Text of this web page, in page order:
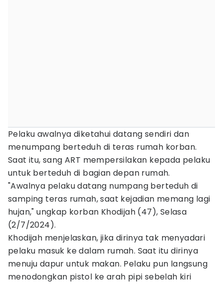
Pelaku awalnya diketahui datang sendiri dan
menumpang berteduh di teras rumah korban.
Saat itu, sang ART mempersilakan kepada pelaku
untuk berteduh di bagian depan rumah.
"Awalnya pelaku datang numpang berteduh di
samping teras rumah, saat kejadian memang lagi
hujan," ungkap korban Khodijah (47), Selasa
(2/7/2024).
Khodijah menjelaskan, jika dirinya tak menyadari
pelaku masuk ke dalam rumah. Saat itu dirinya
menuju dapur untuk makan. Pelaku pun langsung
menodongkan pistol ke arah pipi sebelah kiri